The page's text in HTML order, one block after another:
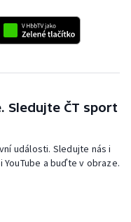
Sledujte ČT sport
události. Sledujte nás i
YouTube a buďte v obraze.